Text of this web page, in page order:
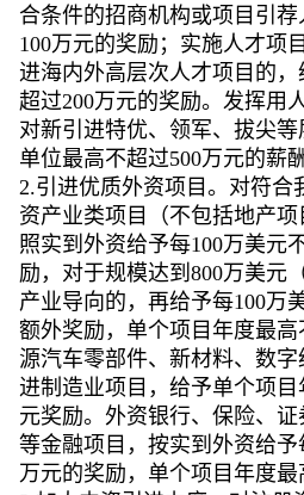
合条件的招商机构或项目引
100万元的奖励；实施人才项
进海内外高层次人才项目的
超过200万元的奖励。发挥用
对新引进特优、领军、拔尖
单位最高不超过500万元的薪
2.引进优质外资项目。对符合
资产业类项目（不包括地产
照实到外资给予每100万美元
励，对于规模达到800万美元
产业导向的，再给予每100万
额外奖励，单个项目年度最
源汽车零部件、新材料、数
进制造业项目，给予单个项目
元奖励。外资银行、保险、
等金融项目，按实到外资给予
万元的奖励，单个项目年度最